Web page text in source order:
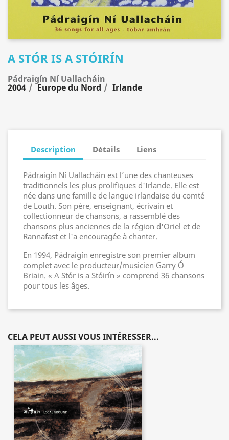
A STÓR IS A STÓIRÍN
Pádraigín Ní Uallacháin
2004 Europe du Nord Irlande
Description Détails Liens
Pádraigín Ní Uallacháin est l’une des chanteuses
traditionnels les plus prolifiques d'Irlande. Elle est
née dans une famille de langue irlandaise du comté
de Louth. Son père, enseignant, écrivain et
collectionneur de chansons, a rassemblé des
chansons plus anciennes de la région d'Oriel et de
Rannafast et l'a encouragée à chanter.
En 1994, Pádraigín enregistre son premier album
complet avec le producteur/musicien Garry Ó
Briain. « A Stór is a Stóirín » comprend 36 chansons
pour tous les âges.
CELA PEUT AUSSI VOUS INTÉRESSER...